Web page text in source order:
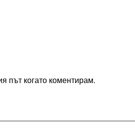
път когато коментирам.